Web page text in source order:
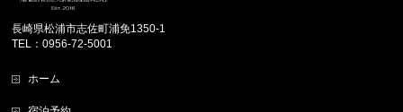
長崎県松浦市志佐町浦免1350-1
TEL：0956-72-5001
ホーム